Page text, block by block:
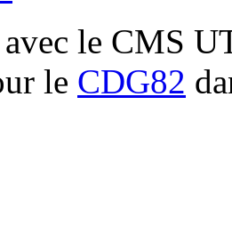
avec le CMS
le CDG82